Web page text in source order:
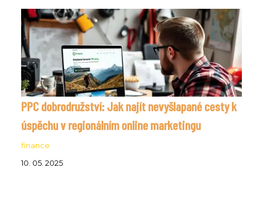
PPC dobrodružství: Jak najít nevyšlapané cesty k
úspěchu v regionálním online marketingu
finance
10. 05. 2025